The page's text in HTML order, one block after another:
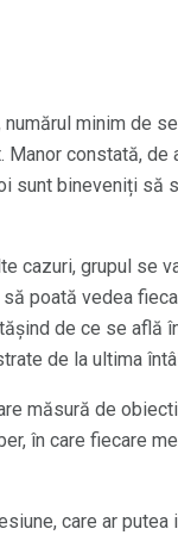
numărul minim de
constată,
bineveniți să
cazuri, grupul se
poată vedea
de ce se află
de la ultima
măsură de
în care fiecare
care ar